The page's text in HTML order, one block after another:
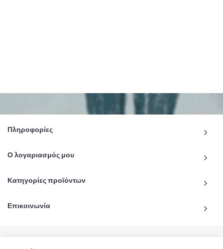
Πληροφορίες
Ο λογαριασμός μου
Κατηγορίες προϊόντων
Επικοινωνία